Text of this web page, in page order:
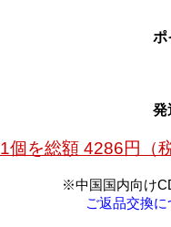
ポ
発
1個を総額 4286円（
※中国国内向け
ご返品交換